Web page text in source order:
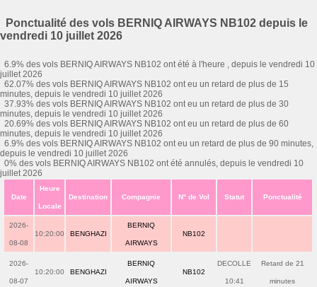
Ponctualité des vols BERNIQ AIRWAYS NB102 depuis le
vendredi 10 juillet 2026
6.9% des vols BERNIQ AIRWAYS NB102 ont été à l'heure , depuis le vendredi 10
juillet 2026
62.07% des vols BERNIQ AIRWAYS NB102 ont eu un retard de plus de 15
minutes, depuis le vendredi 10 juillet 2026
37.93% des vols BERNIQ AIRWAYS NB102 ont eu un retard de plus de 30
minutes, depuis le vendredi 10 juillet 2026
20.69% des vols BERNIQ AIRWAYS NB102 ont eu un retard de plus de 60
minutes, depuis le vendredi 10 juillet 2026
6.9% des vols BERNIQ AIRWAYS NB102 ont eu un retard de plus de 90 minutes,
depuis le vendredi 10 juillet 2026
0% des vols BERNIQ AIRWAYS NB102 ont été annulés, depuis le vendredi 10
juillet 2026
Date
Heure
Locale
Destination Compagnie N° de Vol Statut Ponctualité
2026-
08-08
10:20:00 BENGHAZI
BERNIQ
AIRWAYS
NB102
2026-
08-07
10:20:00 BENGHAZI
BERNIQ
AIRWAYS
NB102
DECOLLE
10:41
Retard de 21
minutes